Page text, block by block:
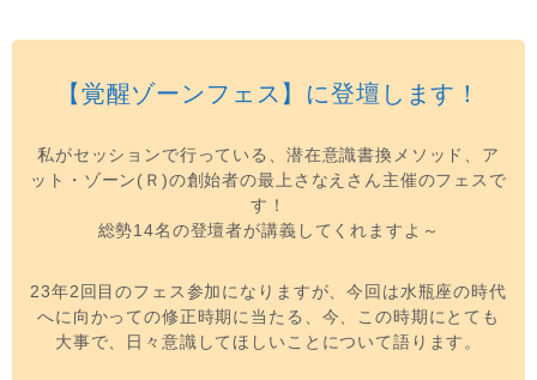
【覚醒ゾーンフェス】に登壇します！
私がセッションで行っている、潜在意識書換メソッド、ア
ット・ゾーン(Ｒ)の創始者の最上さなえさん主催のフェスで
す！
総勢14名の登壇者が講義してくれますよ～
23年2回目のフェス参加になりますが、今回は水瓶座の時代
へに向かっての修正時期に当たる、今、この時期にとても
大事で、日々意識してほしいことについて語ります。